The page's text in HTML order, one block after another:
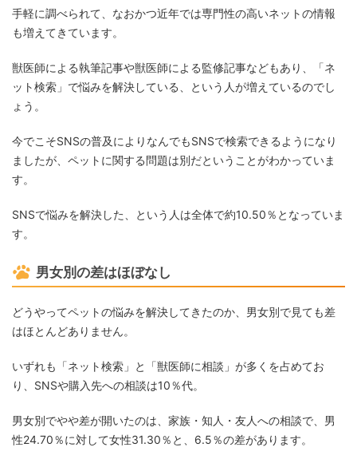
手軽に調べられて、なおかつ近年では専門性の高いネットの情報
も増えてきています。
獣医師による執筆記事や獣医師による監修記事などもあり、「ネ
ット検索」で悩みを解決している、という人が増えているのでし
ょう。
今でこそSNSの普及によりなんでもSNSで検索できるようになり
ましたが、ペットに関する問題は別だということがわかっていま
す。
SNSで悩みを解決した、という人は全体で約10.50％となっていま
す。
男女別の差はほぼなし
どうやってペットの悩みを解決してきたのか、男女別で見ても差
はほとんどありません。
いずれも「ネット検索」と「獣医師に相談」が多くを占めてお
り、SNSや購入先への相談は10％代。
男女別でやや差が開いたのは、家族・知人・友人への相談で、男
性24.70％に対して女性31.30％と、6.5％の差があります。